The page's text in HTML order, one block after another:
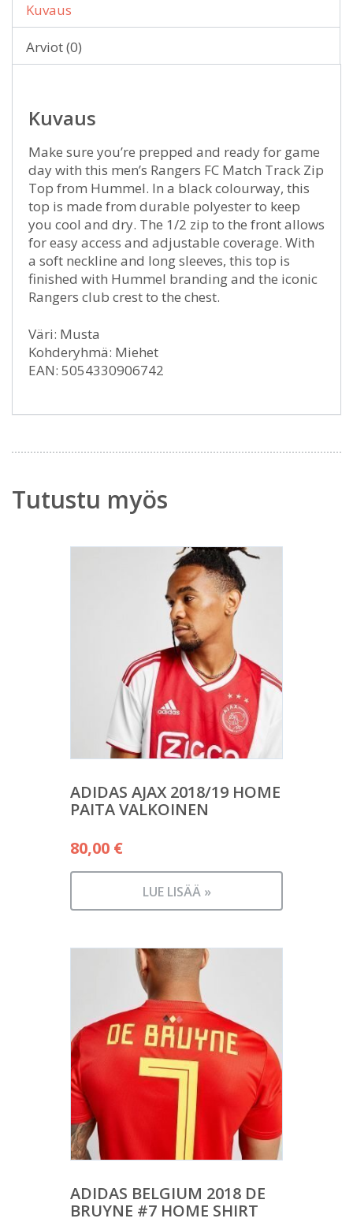
Kuvaus
Arviot (0)
Kuvaus
Make sure you’re prepped and ready for game
day with this men’s Rangers FC Match Track Zip
Top from Hummel. In a black colourway, this
top is made from durable polyester to keep
you cool and dry. The 1/2 zip to the front allows
for easy access and adjustable coverage. With
a soft neckline and long sleeves, this top is
finished with Hummel branding and the iconic
Rangers club crest to the chest.
Väri: Musta
Kohderyhmä: Miehet
EAN: 5054330906742
Tutustu myös
ADIDAS AJAX 2018/19 HOME
PAITA VALKOINEN
80,00 €
LUE LISÄÄ »
ADIDAS BELGIUM 2018 DE
BRUYNE #7 HOME SHIRT